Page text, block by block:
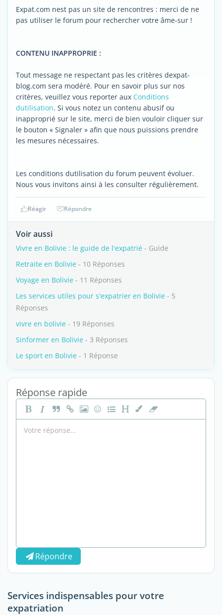
Expat.com nest pas un site de rencontres : merci de ne
pas utiliser le forum pour rechercher votre âme-sur !
CONTENU INAPPROPRIE :
Tout message ne respectant pas les critères dexpat-
blog.com sera modéré. Pour en savoir plus sur nos
critères, veuillez vous reporter aux Conditions
dutilisation. Si vous notez un contenu abusif ou
inapproprié sur le site, merci de bien vouloir cliquer sur
le bouton « Signaler » afin que nous puissions prendre
les mesures nécessaires.
Les conditions dutilisation du forum peuvent évoluer.
Nous vous invitons ainsi à les consulter régulièrement.
Réagir Répondre
Voir aussi
Vivre en Bolivie : le guide de l'expatrié - Guide
Retraite en Bolivie - 10 Réponses
Voyage en Bolivie - 11 Réponses
Les services utiles pour s'expatrier en Bolivie - 5
Réponses
vivre en bolivie - 19 Réponses
Sinformer en Bolivie - 3 Réponses
Le sport en Bolivie - 1 Réponse
Réponse rapide
Répondre
Services indispensables pour votre
expatriation